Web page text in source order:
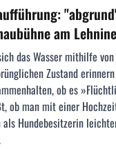
am
das Wasser mithilfe
Zustand
ob es
ob man mit einer
als Hundebesitzerin